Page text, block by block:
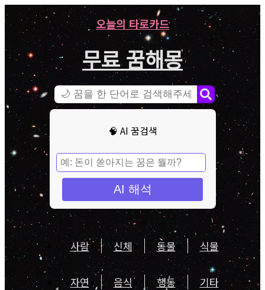
오늘의 타로카드
무료 꿈해몽
🧠 AI 꿈검색
AI 해석
사람 신체 동물 식물
자연 음식 행동 기타